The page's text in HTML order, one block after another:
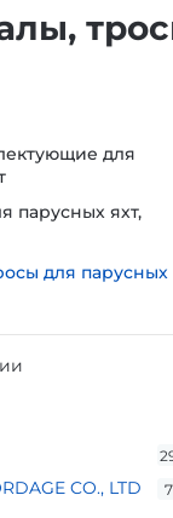
для
парусных яхт,
для парусных
CO., LTD 7